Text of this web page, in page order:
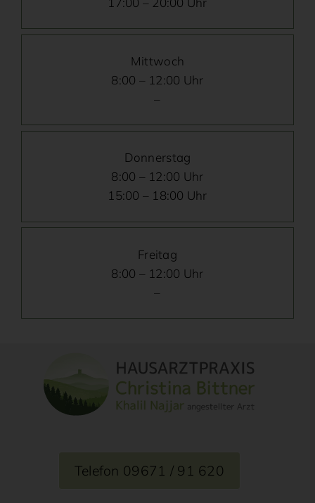
Mittwoch
8:00 – 12:00 Uhr
–
Donnerstag
8:00 – 12:00 Uhr
15:00 – 18:00 Uhr
Freitag
8:00 – 12:00 Uhr
–
Telefon 09671 / 91 620